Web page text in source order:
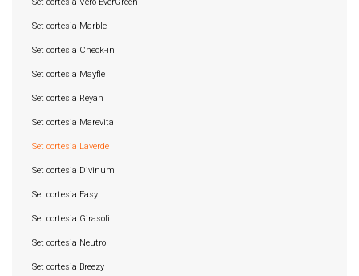
Set cortesia Marble
Set cortesia Check-in
Set cortesia Mayflé
Set cortesia Reyah
Set cortesia Marevita
Set cortesia Laverde
Set cortesia Divinum
Set cortesia Easy
Set cortesia Girasoli
Set cortesia Neutro
Set cortesia Breezy